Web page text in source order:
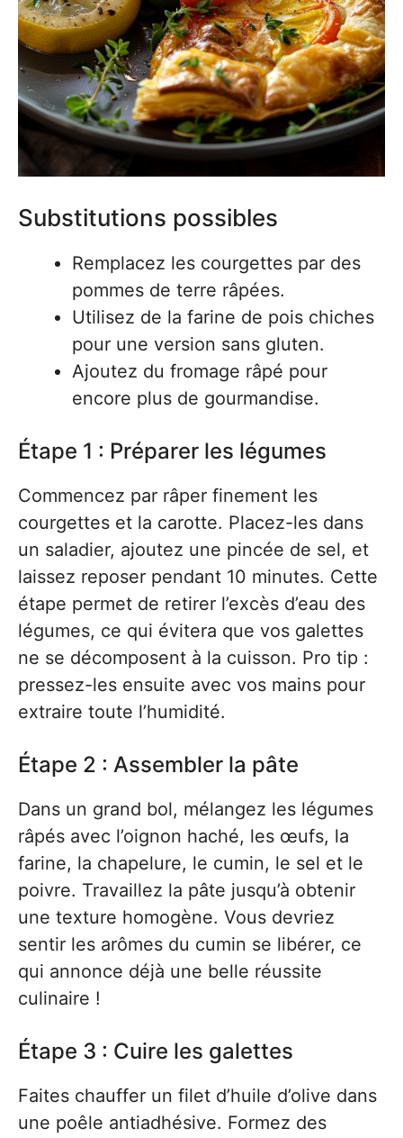
Substitutions possibles
Remplacez les courgettes par des
pommes de terre râpées.
Utilisez de la farine de pois chiches
pour une version sans gluten.
Ajoutez du fromage râpé pour
encore plus de gourmandise.
Étape 1 : Préparer les légumes
Commencez par râper finement les
courgettes et la carotte. Placez-les dans
un saladier, ajoutez une pincée de sel, et
laissez reposer pendant 10 minutes. Cette
étape permet de retirer l’excès d’eau des
légumes, ce qui évitera que vos galettes
ne se décomposent à la cuisson. Pro tip :
pressez-les ensuite avec vos mains pour
extraire toute l’humidité.
Étape 2 : Assembler la pâte
Dans un grand bol, mélangez les légumes
râpés avec l’oignon haché, les œufs, la
farine, la chapelure, le cumin, le sel et le
poivre. Travaillez la pâte jusqu’à obtenir
une texture homogène. Vous devriez
sentir les arômes du cumin se libérer, ce
qui annonce déjà une belle réussite
culinaire !
Étape 3 : Cuire les galettes
Faites chauffer un filet d’huile d’olive dans
une poêle antiadhésive. Formez des